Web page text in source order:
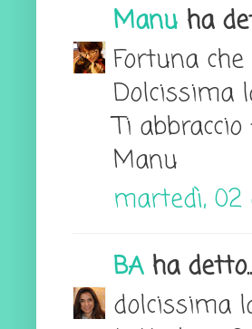
Manu ha
Fortuna
Dolcissima
Ti
Manu
martedì, 02
BAha
dolcissima